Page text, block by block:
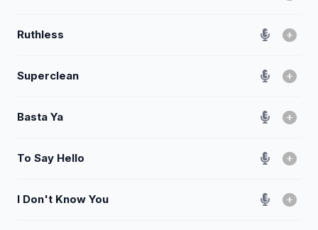
Ruthless
Superclean
Basta Ya
To Say Hello
I Don't Know You